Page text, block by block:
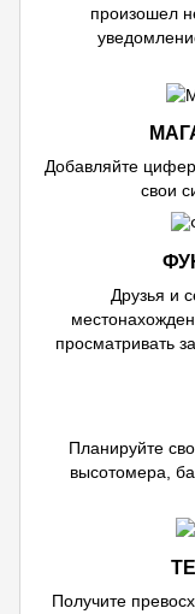
произошел
Добавляйте
свои
Друзья и
просматривать
Планируйте
высотомера,
Получите